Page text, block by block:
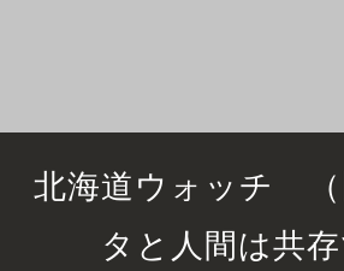
北海道ウォッチ （
タと人間は共